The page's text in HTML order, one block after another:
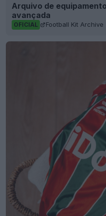
Arquivo de
avançada
OFICIAL Football Kit Archive